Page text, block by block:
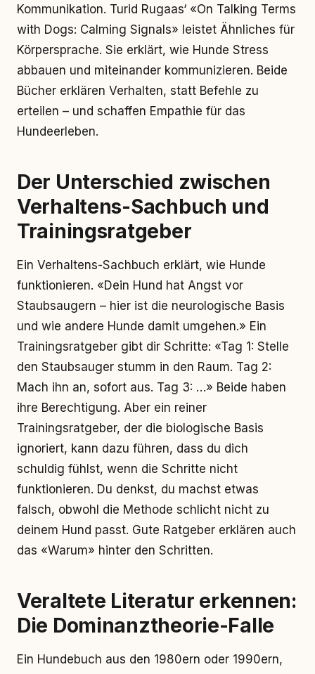
Kommunikation. Turid Rugaas‘ «On Talking Terms
with Dogs: Calming Signals» leistet Ähnliches für
Körpersprache. Sie erklärt, wie Hunde Stress
abbauen und miteinander kommunizieren. Beide
Bücher erklären Verhalten, statt Befehle zu
erteilen – und schaffen Empathie für das
Hundeerleben.
Der Unterschied zwischen
Verhaltens-Sachbuch und
Trainingsratgeber
Ein Verhaltens-Sachbuch erklärt, wie Hunde
funktionieren. «Dein Hund hat Angst vor
Staubsaugern – hier ist die neurologische Basis
und wie andere Hunde damit umgehen.» Ein
Trainingsratgeber gibt dir Schritte: «Tag 1: Stelle
den Staubsauger stumm in den Raum. Tag 2:
Mach ihn an, sofort aus. Tag 3: …» Beide haben
ihre Berechtigung. Aber ein reiner
Trainingsratgeber, der die biologische Basis
ignoriert, kann dazu führen, dass du dich
schuldig fühlst, wenn die Schritte nicht
funktionieren. Du denkst, du machst etwas
falsch, obwohl die Methode schlicht nicht zu
deinem Hund passt. Gute Ratgeber erklären auch
das «Warum» hinter den Schritten.
Veraltete Literatur erkennen:
Die Dominanztheorie-Falle
Ein Hundebuch aus den 1980ern oder 1990ern,